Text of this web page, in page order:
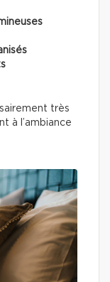
très
à l’ambiance